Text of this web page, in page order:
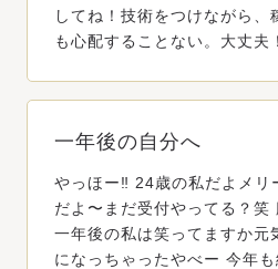
してね！技術をつけながら、
も心配することない。大丈夫
一年後の自分へ
やっほー‼️ 24歳の私だよメリ
だよ〜まだ受付やってる？笑
一年後の私は笑ってますか元
になっちゃったやべー 今年